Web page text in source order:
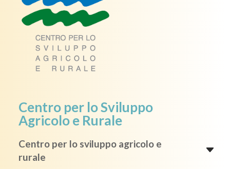
Centro per lo Sviluppo
Agricolo e Rurale
Centro per lo sviluppo agricolo e
rurale